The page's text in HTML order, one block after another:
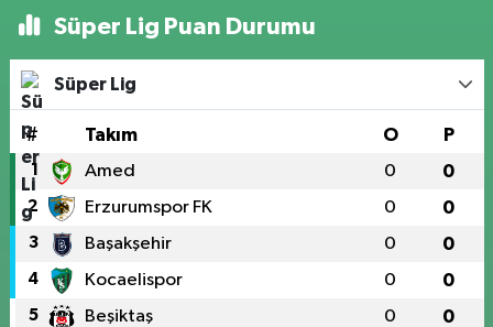
Süper Lig Puan Durumu
Süper Lig
# Takım O P
1 Amed 0 0
2 Erzurumspor FK 0 0
3 Başakşehir 0 0
4 Kocaelispor 0 0
5 Beşiktaş 0 0